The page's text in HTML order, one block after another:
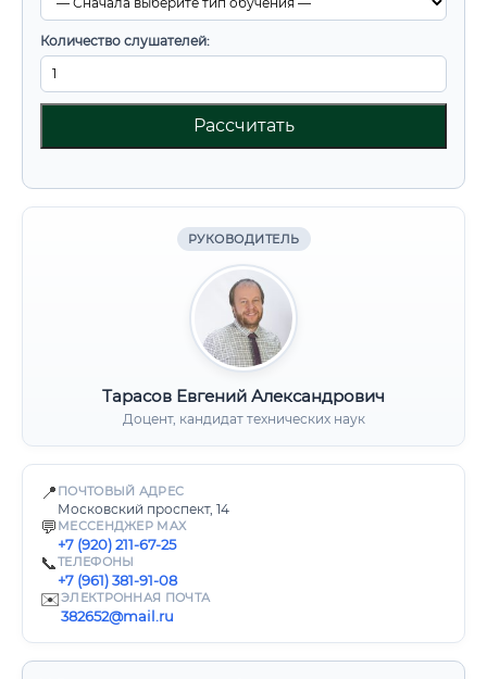
Количество слушателей:
Рассчитать
РУКОВОДИТЕЛЬ
Тарасов Евгений Александрович
Доцент, кандидат технических наук
📍 ПОЧТОВЫЙ АДРЕС
Московский проспект, 14
💬 МЕССЕНДЖЕР MAX
+7 (920) 211-67-25
📞ТЕЛЕФОНЫ
+7 (961) 381-91-08
✉️ЭЛЕКТРОННАЯ ПОЧТА
382652@mail.ru